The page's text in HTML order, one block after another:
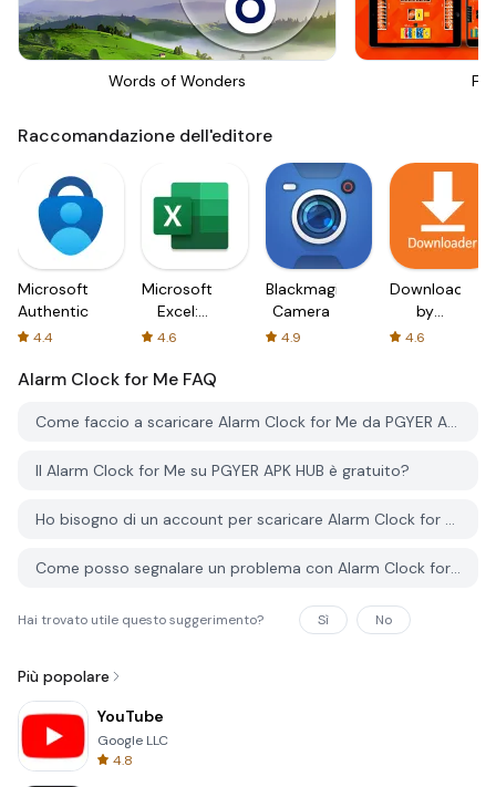
Words of Wonders
Raccomandazione dell'editore
Microsoft
Authenticator
4.4
Microsoft
Excel:
Spreadsheets
4.6
Blackmagic
Camera
4.9
Downloader
by
AFTVnews
4.6
Alarm Clock for Me FAQ
Come faccio a scaricare Alarm Clock for Me da PGYER APK HUB?
Il Alarm Clock for Me su PGYER APK HUB è gratuito?
Ho bisogno di un account per scaricare Alarm Clock for Me da PGYER APK HUB?
Come posso segnalare un problema con Alarm Clock for Me su PGYER APK HUB?
Hai trovato utile questo suggerimento? Sì No
Più popolare
YouTube
Google LLC
4.8